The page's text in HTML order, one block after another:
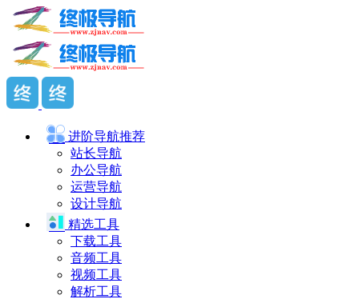
进阶导航推荐
站长导航
办公导航
运营导航
设计导航
精选工具
下载工具
音频工具
视频工具
解析工具